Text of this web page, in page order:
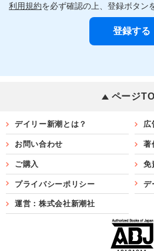
利用規約を必ず確認の上、登録ボタン
ページ
デイリー新潮とは？ 広
お問い合わせ 著
ご購入 免
プライバシーポリシー デ
運営：株式会社新潮社